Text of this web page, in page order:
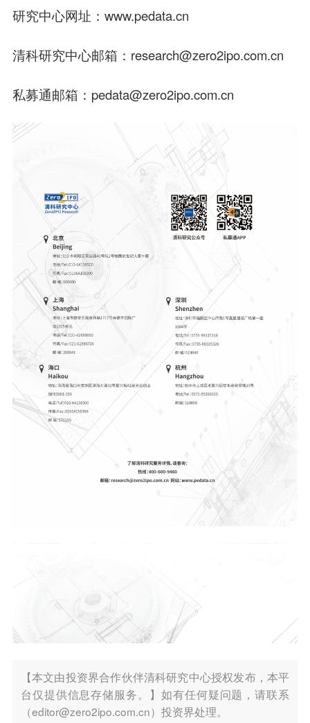
研究中心网址：www.pedata.cn
清科研究中心邮箱：research@zero2ipo.com.cn
私募通邮箱：pedata@zero2ipo.com.cn
【本文由投资界合作伙伴清科研究中心授权发布，本平
台仅提供信息存储服务。】如有任何疑问题，请联系
（editor@zero2ipo.com.cn）投资界处理。